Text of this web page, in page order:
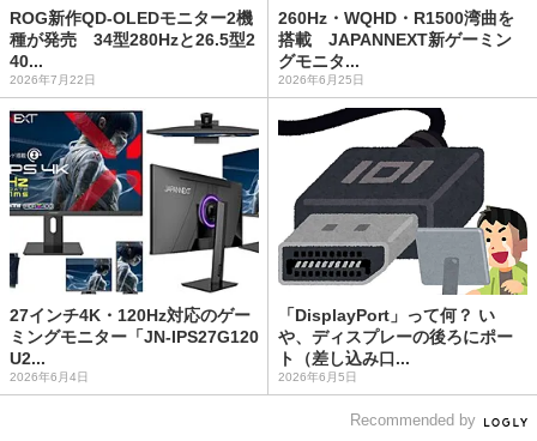
ROG新作QD-OLEDモニター2機
種が発売 34型280Hzと26.5型2
40...
2026年7月22日
260Hz・WQHD・R1500湾曲を
搭載 JAPANNEXT新ゲーミン
グモニタ...
2026年6月25日
27インチ4K・120Hz対応のゲー
ミングモニター「JN-IPS27G120
U2...
2026年6月4日
「DisplayPort」って何？ い
や、ディスプレーの後ろにポー
ト（差し込み口...
2026年6月5日
Recommended by